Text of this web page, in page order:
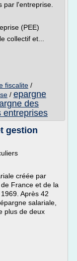
par l'entreprise.
(PEE)
collectif et...
fiscalite /
/ epargne
des
entreprises
gestion
créée par
France et de la
Après 42
salariale,
plus de deux